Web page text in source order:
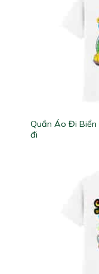
Quần Áo Đi Biển
đi